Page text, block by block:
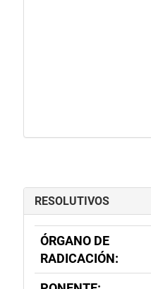
RESOLUTIVOS
ÓRGANO DE
RADICACIÓN: